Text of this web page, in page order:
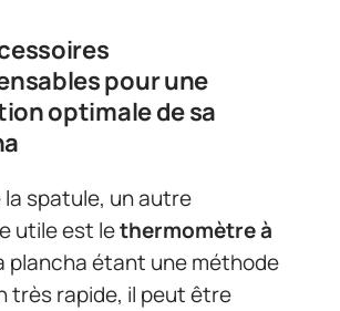
pour une
optimale de sa
la spatule, un autre
utile est lethermomètre à
plancha étant une méthode
très rapide, il peut être